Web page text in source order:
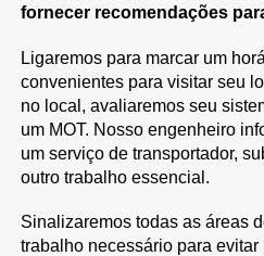
fornecer recomendações
Ligaremos para marcar um
convenientes para visitar seu
no local, avaliaremos seu
um MOT. Nosso engenheiro
um serviço de transportador,
outro trabalho essencial.
Sinalizaremos todas as áreas
trabalho necessário para